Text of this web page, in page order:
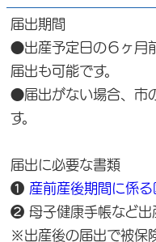
届出期間
●出産予定日の６ヶ月
届出も可能です。
●届出がない場合、市
す。
届出に必要な書類
❶ 産前産後期間に係
❷ 母子健康手帳など出
※出産後の届出で被保